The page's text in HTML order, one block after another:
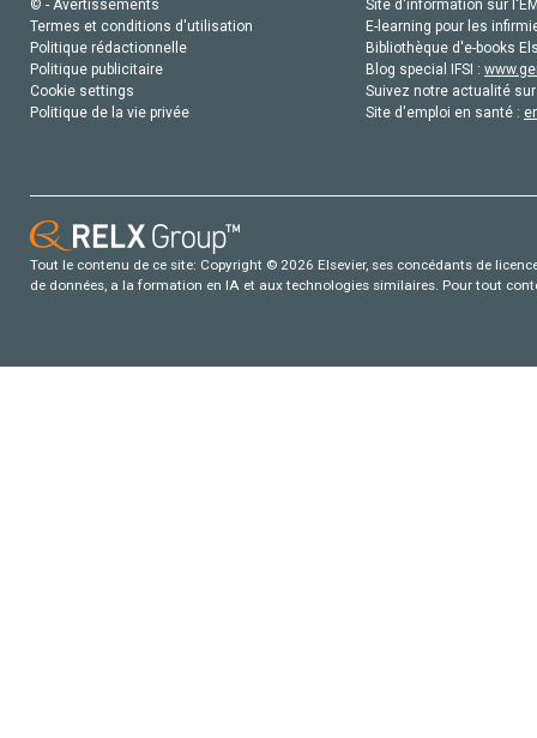
© - Avertissements
Termes et conditions d'utilisation
Politique rédactionnelle
Politique publicitaire
Cookie settings
Politique de la vie privée
Site d'information sur
E-learning pour les
Bibliothèque d'e-books
Blog special IFSI :
Suivez notre actualité
Site d'emploi en santé :
Tout le contenu de ce site: Copyright © 2026 Elsevier, ses concédants de
de données, a la formation en IA et aux technologies similaires. Pour tout